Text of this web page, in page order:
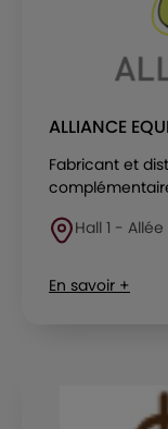
ALLIANCE
Fabricant et
Hall 1 -
En savoir +